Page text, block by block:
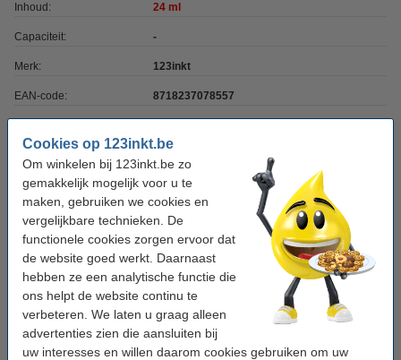
Cookies op 123inkt.be
Om winkelen bij 123inkt.be zo
gemakkelijk mogelijk voor u te
maken, gebruiken we cookies en
vergelijkbare technieken. De
functionele cookies zorgen ervoor dat
de website goed werkt. Daarnaast
hebben ze een analytische functie die
ons helpt de website continu te
verbeteren. We laten u graag alleen
advertenties zien die aansluiten bij
uw interesses en willen daarom cookies gebruiken om uw
Inhoud: 24 ml
Capaciteit: -
Merk: 123inkt
EAN-code: 8718237078557
Tip: complete set bestellen
Epson 407 multipack 4 kleuren (123inkt
huismerk)
€ 83,50
Wij adviseren u om deze cartridge i.p.v. de originele cartridge te
nemen.